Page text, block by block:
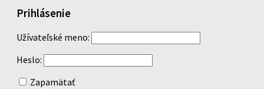
Prihlásenie
Užívateľské meno:
Heslo:
Zapamätať